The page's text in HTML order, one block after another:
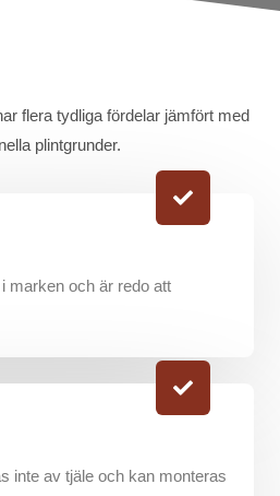
flera tydliga fördelar jämfört med
plintgrunder.
marken och är redo att
inte av tjäle och kan monteras